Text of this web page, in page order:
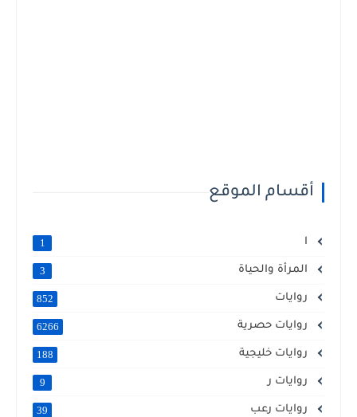
أقسام الموقع
ا 1
المرأة والحياة 3
روايات 852
روايات حصرية 6266
روايات خليجية 188
روايات ر 9
روايات رعب 39